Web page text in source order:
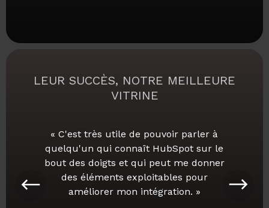
LEUR SUCCÈS, NOTRE MEILLEURE
VITRINE
« C'est très utile de pouvoir parler à
quelqu'un qui connaît HubSpot sur le
bout des doigts et qui peut me donner
des éléments exploitables pour
améliorer mon intégration. »